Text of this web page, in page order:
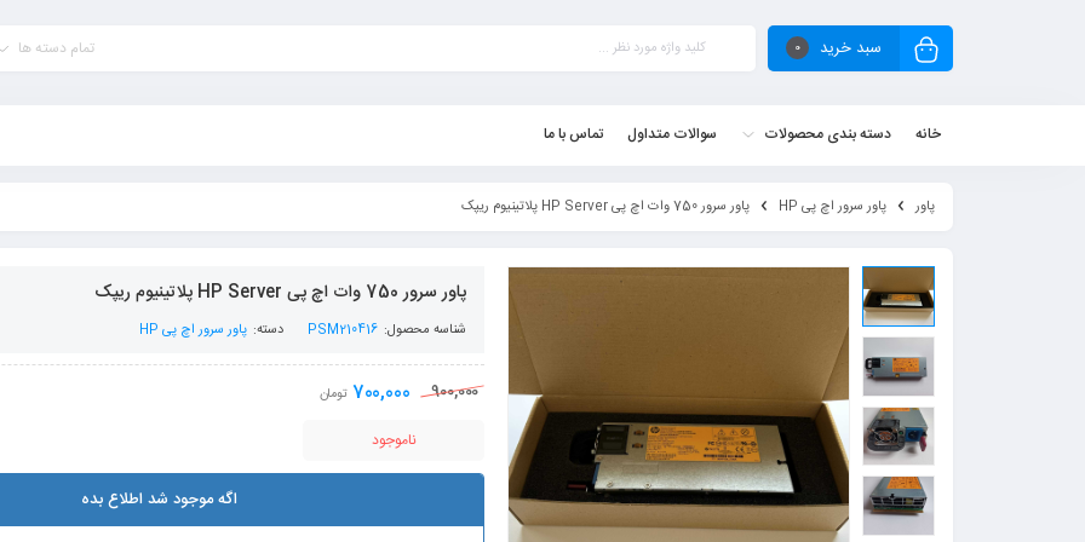
سبد خرید 0 تمام دسته ها
خانه دسته بندی محصولات سوالات متداول تماس با ما
پاور پاور سرور اچ پی HP پاور سرور 750 وات اچ پی HP Server پلاتینیوم ریپک
پاور سرور 750 وات اچ پی HP Server پلاتینیوم ریپک
شناسه محصول: PSM210416 دسته: پاور سرور اچ پی HP
900,000
700,000 تومان
ناموجود
اگه موجود شد اطلاع بده